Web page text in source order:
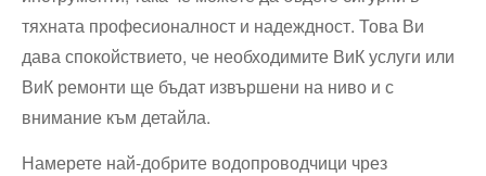
тяхната професионалност и надеждност. Това Ви
дава спокойствието, че необходимите ВиК услуги или
ВиК ремонти ще бъдат извършени на ниво и с
внимание към детайла.
Намерете най-добрите водопроводчици чрез